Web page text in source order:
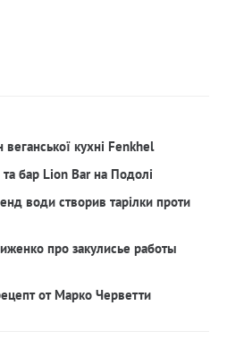
кухні Fenkhel
бар Lion Bar на Подолі
води створив тарілки проти
про закулисье работы
от Марко Черветти